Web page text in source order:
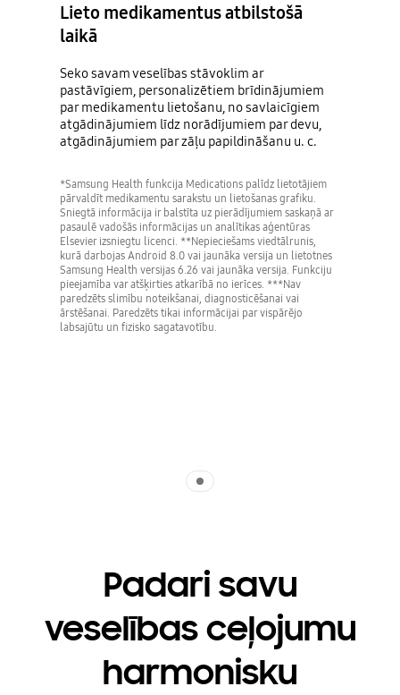
Lieto medikamentus atbilstošā
laikā
Seko savam veselības stāvoklim ar
pastāvīgiem, personalizētiem brīdinājumiem
par medikamentu lietošanu, no savlaicīgiem
atgādinājumiem līdz norādījumiem par devu,
atgādinājumiem par zāļu papildināšanu u. c.
*Samsung Health funkcija Medications palīdz lietotājiem
pārvaldīt medikamentu sarakstu un lietošanas grafiku.
Sniegtā informācija ir balstīta uz pierādījumiem saskaņā ar
pasaulē vadošās informācijas un analītikas aģentūras
Elsevier izsniegtu licenci. **Nepieciešams viedtālrunis,
kurā darbojas Android 8.0 vai jaunāka versija un lietotnes
Samsung Health versijas 6.26 vai jaunāka versija. Funkciju
pieejamība var atšķirties atkarībā no ierīces. ***Nav
paredzēts slimību noteikšanai, diagnosticēšanai vai
ārstēšanai. Paredzēts tikai informācijai par vispārējo
labsajūtu un fizisko sagatavotību.
Padari savu
veselības ceļojumu
harmonisku